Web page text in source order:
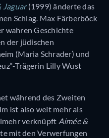
Jaguar (1999) änderte das
Schlag. Max Färberböck
wahren Geschichte
der jüdischen
(Maria Schrader) und
Trägerin Lilly Wust
während des Zweiten
ist also weit mehr als
verknüpft Aimée &
mit den Verwerfungen